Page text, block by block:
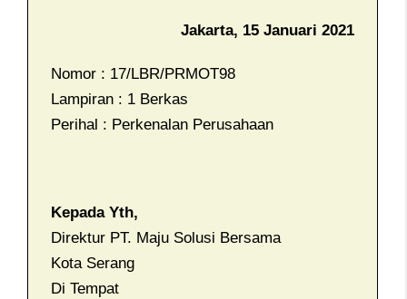
Jakarta, 15 Januari 2021
Nomor : 17/LBR/PRMOT98
Lampiran : 1 Berkas
Perihal : Perkenalan Perusahaan
Kepada Yth,
Direktur PT. Maju Solusi Bersama
Kota Serang
Di Tempat